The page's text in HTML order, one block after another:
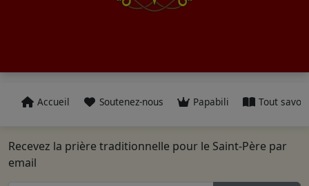
Accueil Soutenez-nous Papabili Tout savoir
Recevez la prière traditionnelle pour le Saint-Père par
email